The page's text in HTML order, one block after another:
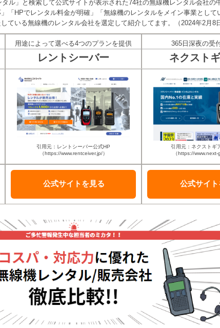
ル」と検索して公式サイトが表示された74社の無線機レンタル会社の
「HPでレンタル料金が明確」「無線機のレンタルをメイン事業として
ている無線機のレンタル会社を選定して紹介してます。（2024年2月8
用途によって選べる4つのプランを提供 365日深夜の受
レントシーバー ネクスト
引用元：レントシーバー公式HP
（https://www.rentceiver.jp/）
引用元：ネクストギ
（https://www.next-
公式サイトを見る 公式サイト